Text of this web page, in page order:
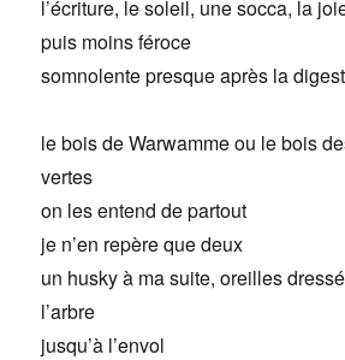
l’écriture, le soleil, une socca, la
puis moins féroce
somnolente presque après la
le bois de Warwamme ou le bois
vertes
on les entend de partout
je n’en repère que deux
un husky à ma suite, oreilles
l’arbre
jusqu’à l’envol